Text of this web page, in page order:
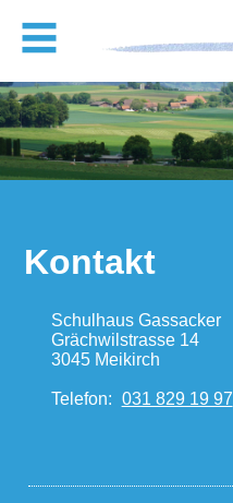
Kontakt
Schulhaus Gassacker
Grächwilstrasse 14
3045 Meikirch
Telefon: 031 829 19 97